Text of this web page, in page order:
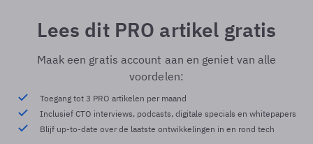
Lees dit PRO artikel gratis
Maak een gratis account aan en geniet van alle
voordelen:
Toegang tot 3 PRO artikelen per maand
Inclusief CTO interviews, podcasts, digitale specials en whitepapers
Blijf up-to-date over de laatste ontwikkelingen in en rond tech